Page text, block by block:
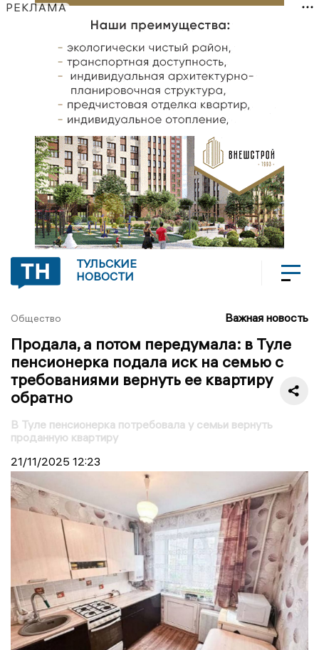
РЕКЛАМА
ТУЛЬСКИЕ
НОВОСТИ
Общество Важная новость
Продала, а потом передумала: в Туле
пенсионерка подала иск на семью с
требованиями вернуть ее квартиру
обратно
В Туле пенсионерка потребовала у семьи вернуть
проданную квартиру
21/11/2025 12:23